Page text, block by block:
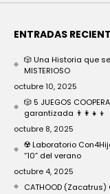
ENTRADAS
🎲 Una Historia que se
MISTERIOSO
octubre 10, 2025
🎲 5 JUEGOS
garantizada 👨‍👩‍👧‍👦
octubre 8, 2025
☢️ Laboratorio
“10” del verano
octubre 4, 2025
CATHOOD